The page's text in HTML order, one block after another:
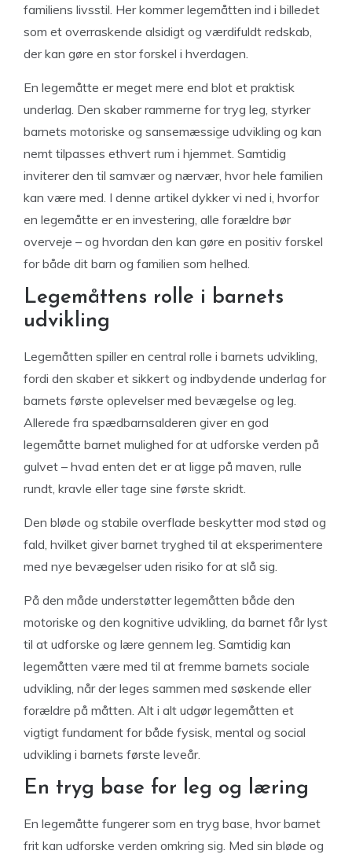
familiens livsstil. Her kommer legemåtten ind i billedet
som et overraskende alsidigt og værdifuldt redskab,
der kan gøre en stor forskel i hverdagen.
En legemåtte er meget mere end blot et praktisk
underlag. Den skaber rammerne for tryg leg, styrker
barnets motoriske og sansemæssige udvikling og kan
nemt tilpasses ethvert rum i hjemmet. Samtidig
inviterer den til samvær og nærvær, hvor hele familien
kan være med. I denne artikel dykker vi ned i, hvorfor
en legemåtte er en investering, alle forældre bør
overveje – og hvordan den kan gøre en positiv forskel
for både dit barn og familien som helhed.
Legemåttens rolle i barnets
udvikling
Legemåtten spiller en central rolle i barnets udvikling,
fordi den skaber et sikkert og indbydende underlag for
barnets første oplevelser med bevægelse og leg.
Allerede fra spædbarnsalderen giver en god
legemåtte barnet mulighed for at udforske verden på
gulvet – hvad enten det er at ligge på maven, rulle
rundt, kravle eller tage sine første skridt.
Den bløde og stabile overflade beskytter mod stød og
fald, hvilket giver barnet tryghed til at eksperimentere
med nye bevægelser uden risiko for at slå sig.
På den måde understøtter legemåtten både den
motoriske og den kognitive udvikling, da barnet får lyst
til at udforske og lære gennem leg. Samtidig kan
legemåtten være med til at fremme barnets sociale
udvikling, når der leges sammen med søskende eller
forældre på måtten. Alt i alt udgør legemåtten et
vigtigt fundament for både fysisk, mental og social
udvikling i barnets første leveår.
En tryg base for leg og læring
En legemåtte fungerer som en tryg base, hvor barnet
frit kan udforske verden omkring sig. Med sin bløde og